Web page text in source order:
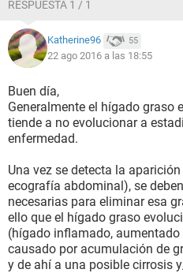
RESPUESTA 1 / 1
Katherine96 55
22 ago 2016 a las 18:55
Buen día,
Generalmente el hígado graso
tiende a no evolucionar a
enfermedad.
Una vez se detecta la
ecografía abdominal), se
necesarias para eliminar esa
ello que el hígado graso
(hígado inflamado,
causado por acumulación de
y de ahí a una posible cirrosis